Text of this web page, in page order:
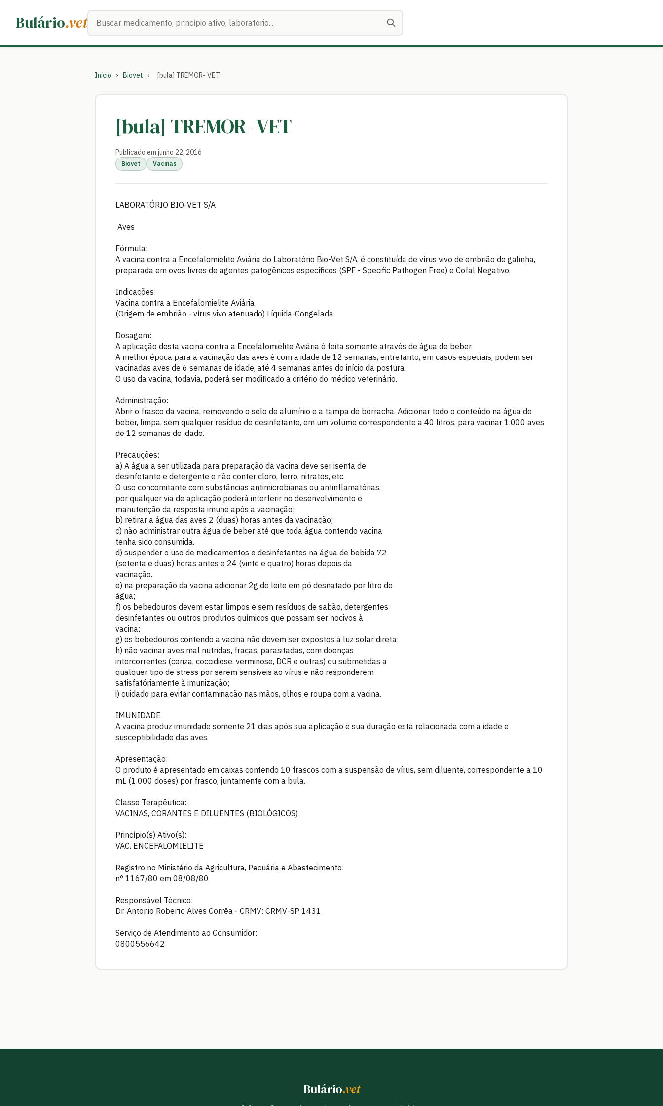
Bulário.vetBuscar medicamentos
Início › Biovet › [bula] TREMOR- VET
[bula] TREMOR- VET
Publicado em junho 22, 2016
Biovet Vacinas
LABORATÓRIO BIO-VET S/A
Aves
Fórmula:
A vacina contra a Encefalomielite Aviária do Laboratório Bio-Vet S/A, é constituída de vírus vivo de embrião de galinha,
preparada em ovos livres de agentes patogênicos específicos (SPF - Specific Pathogen Free) e Cofal Negativo.
Indicações:
Vacina contra a Encefalomielite Aviária
(Origem de embrião - vírus vivo atenuado) Líquida-Congelada
Dosagem:
A aplicação desta vacina contra a Encefalomielite Aviária é feita somente através de água de beber.
A melhor época para a vacinação das aves é com a idade de 12 semanas, entretanto, em casos especiais, podem ser
vacinadas aves de 6 semanas de idade, até 4 semanas antes do início da postura.
O uso da vacina, todavia, poderá ser modificado a critério do médico veterinário.
Administração:
Abrir o frasco da vacina, removendo o selo de alumínio e a tampa de borracha. Adicionar todo o conteúdo na água de
beber, limpa, sem qualquer resíduo de desinfetante, em um volume correspondente a 40 litros, para vacinar 1.000 aves
de 12 semanas de idade.
Precauções:
a) A água a ser utilizada para preparação da vacina deve ser isenta de
desinfetante e detergente e não conter cloro, ferro, nitratos, etc.
O uso concomitante com substâncias antimicrobianas ou antinflamatórias,
por qualquer via de aplicação poderá interferir no desenvolvimento e
manutenção da resposta imune após a vacinação;
b) retirar a água das aves 2 (duas) horas antes da vacinação;
c) não administrar outra água de beber até que toda água contendo vacina
tenha sido consumida.
d) suspender o uso de medicamentos e desinfetantes na água de bebida 72
(setenta e duas) horas antes e 24 (vinte e quatro) horas depois da
vacinação.
e) na preparação da vacina adicionar 2g de leite em pó desnatado por litro de
água;
f) os bebedouros devem estar limpos e sem resíduos de sabão, detergentes
desinfetantes ou outros produtos químicos que possam ser nocivos à
vacina;
g) os bebedouros contendo a vacina não devem ser expostos à luz solar direta;
h) não vacinar aves mal nutridas, fracas, parasitadas, com doenças
intercorrentes (coriza, coccidiose. verminose, DCR e outras) ou submetidas a
qualquer tipo de stress por serem sensíveis ao vírus e não responderem
satisfatóriamente à imunização;
i) cuidado para evitar contaminação nas mãos, olhos e roupa com a vacina.
IMUNIDADE
A vacina produz imunidade somente 21 dias após sua aplicação e sua duração está relacionada com a idade e
susceptibilidade das aves.
Apresentação:
O produto é apresentado em caixas contendo 10 frascos com a suspensão de vírus, sem diluente, correspondente a 10
mL (1.000 doses) por frasco, juntamente com a bula.
Classe Terapêutica:
VACINAS, CORANTES E DILUENTES (BIOLÓGICOS)
Princípio(s) Ativo(s):
VAC. ENCEFALOMIELITE
Registro no Ministério da Agricultura, Pecuária e Abastecimento:
n° 1167/80 em 08/08/80
Responsável Técnico:
Dr. Antonio Roberto Alves Corrêa - CRMV: CRMV-SP 1431
Serviço de Atendimento ao Consumidor:
0800556642
Bulário.vet